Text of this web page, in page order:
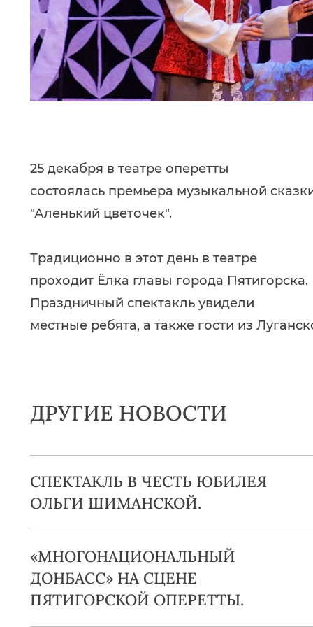
25 декабря в театре оперетты
состоялась премьера музыкальной
"Аленький цветочек".
Традиционно в этот день в театре
проходит Ёлка главы города Пятигорска.
Праздничный спектакль увидели
местные ребята, а также гости из
ДРУГИЕ НОВОСТИ
СПЕКТАКЛЬ В ЧЕСТЬ ЮБИЛЕЯ
ОЛЬГИ ШИМАНСКОЙ.
«МНОГОНАЦИОНАЛЬНЫЙ
ДОНБАСС» НА СЦЕНЕ
ПЯТИГОРСКОЙ ОПЕРЕТТЫ.